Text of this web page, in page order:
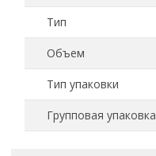
Тип
Объем
Тип упаковки
Групповая упаковка